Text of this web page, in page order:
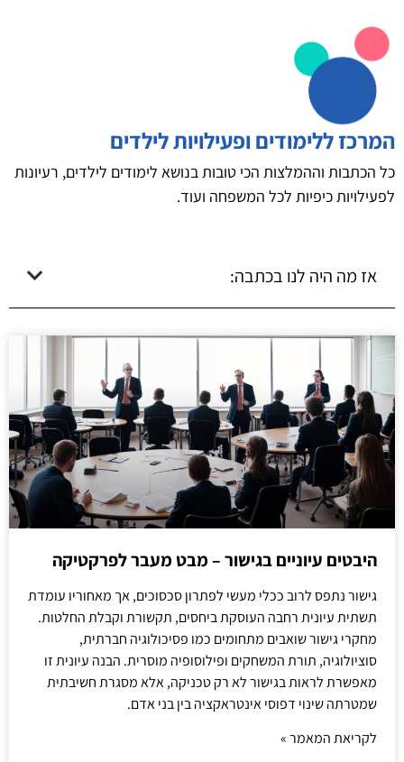
המרכז ללימודים ופעילויות לילדים
כל הכתבות וההמלצות הכי טובות בנושא לימודים לילדים, רעיונות
לפעילויות כיפיות לכל המשפחה ועוד.
אז מה היה לנו בכתבה:
היבטים עיוניים בגישור – מבט מעבר לפרקטיקה
גישור נתפס לרוב ככלי מעשי לפתרון סכסוכים, אך מאחוריו עומדת
תשתית עיונית רחבה העוסקת ביחסים, תקשורת וקבלת החלטות.
מחקרי גישור שואבים מתחומים כמו פסיכולוגיה חברתית,
סוציולוגיה, תורת המשחקים ופילוסופיה מוסרית. הבנה עיונית זו
מאפשרת לראות בגישור לא רק טכניקה, אלא מסגרת חשיבתית
שמטרתה שינוי דפוסי אינטראקציה בין בני אדם.
לקריאת המאמר »